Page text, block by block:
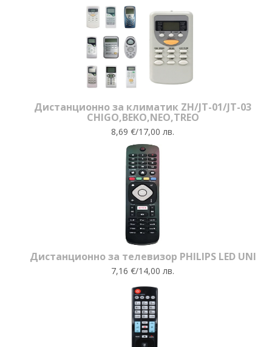
Дистанционно за климатик ZH/JT-01/JT-03
CHIGO,BEKO,NEO,TREO
8,69 €/17,00 лв.
Дистанционно за телевизор PHILIPS LED UNI
7,16 €/14,00 лв.